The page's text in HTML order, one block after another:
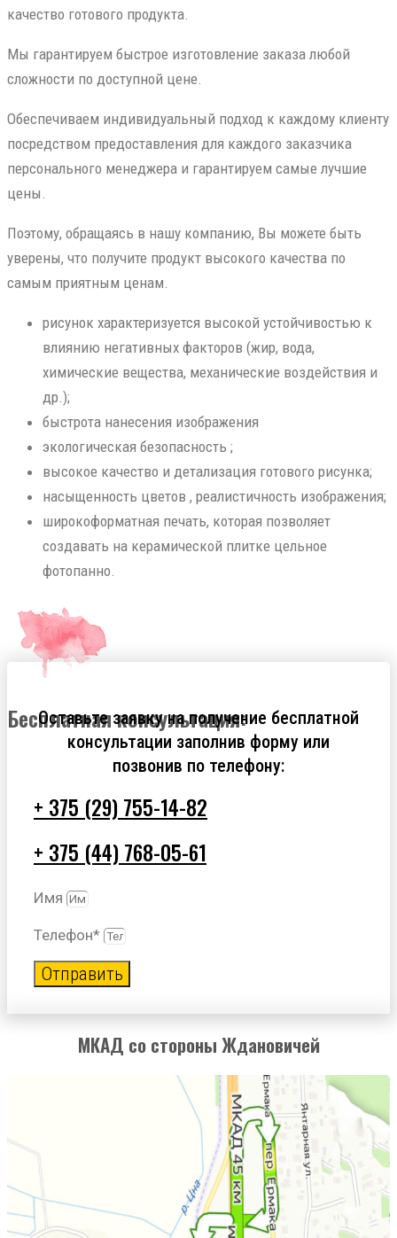
качество готового продукта.
Мы гарантируем быстрое изготовление заказа любой
сложности по доступной цене.
Обеспечиваем индивидуальный подход к каждому клиенту
посредством предоставления для каждого заказчика
персонального менеджера и гарантируем самые лучшие
цены.
Поэтому, обращаясь в нашу компанию, Вы можете быть
уверены, что получите продукт высокого качества по
самым приятным ценам.
рисунок характеризуется высокой устойчивостью к
влиянию негативных факторов (жир, вода,
химические вещества, механические воздействия и
др.);
быстрота нанесения изображения
экологическая безопасность ;
высокое качество и детализация готового рисунка;
насыщенность цветов , реалистичность изображения;
широкоформатная печать, которая позволяет
создавать на керамической плитке цельное
фотопанно.
Бесплатная консультация:
Оставьте заявку на получение бесплатной
консультации заполнив форму или
позвонив по телефону:
+ 375 (29) 755-14-82
+ 375 (44) 768-05-61
Имя
Телефон*
Отправить
МКАД со стороны Ждановичей